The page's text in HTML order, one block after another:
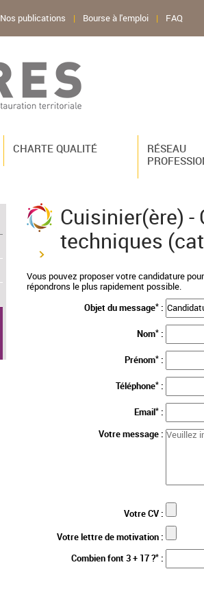
Nos publications | Bourse à l'emploi | FAQ
CHARTE QUALITÉ
RÉSEAU
Cuisinier(ère) -
techniques
Vous pouvez proposer votre candidature
répondrons le plus rapidement possible.
Objet du message* :
Nom* :
Prénom* :
Téléphone* :
Email* :
Votre message :
Votre CV :
Votre lettre de motivation :
Combien font 3 + 17 ?* :